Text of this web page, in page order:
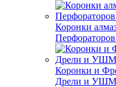
Коронки
Коронки и
Дрели и УШМ